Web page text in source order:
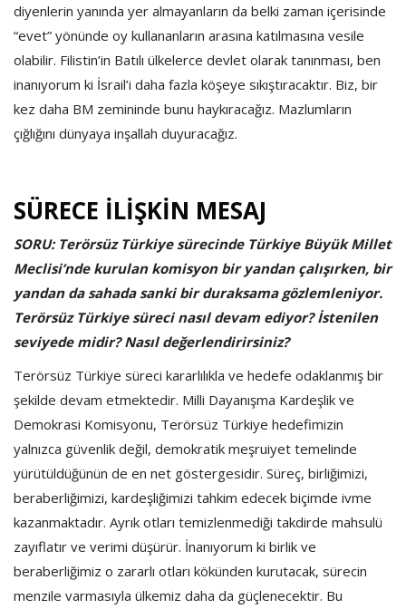
diyenlerin yanında yer almayanların da belki zaman içerisinde
“evet” yönünde oy kullananların arasına katılmasına vesile
olabilir. Filistin’in Batılı ülkelerce devlet olarak tanınması, ben
inanıyorum ki İsrail’i daha fazla köşeye sıkıştıracaktır. Biz, bir
kez daha BM zemininde bunu haykıracağız. Mazlumların
çığlığını dünyaya inşallah duyuracağız.
SÜRECE İLİŞKİN MESAJ
SORU: Terörsüz Türkiye sürecinde Türkiye Büyük Millet
Meclisi’nde kurulan komisyon bir yandan çalışırken, bir
yandan da sahada sanki bir duraksama gözlemleniyor.
Terörsüz Türkiye süreci nasıl devam ediyor? İstenilen
seviyede midir? Nasıl değerlendirirsiniz?
Terörsüz Türkiye süreci kararlılıkla ve hedefe odaklanmış bir
şekilde devam etmektedir. Milli Dayanışma Kardeşlik ve
Demokrasi Komisyonu, Terörsüz Türkiye hedefimizin
yalnızca güvenlik değil, demokratik meşruiyet temelinde
yürütüldüğünün de en net göstergesidir. Süreç, birliğimizi,
beraberliğimizi, kardeşliğimizi tahkim edecek biçimde ivme
kazanmaktadır. Ayrık otları temizlenmediği takdirde mahsulü
zayıflatır ve verimi düşürür. İnanıyorum ki birlik ve
beraberliğimiz o zararlı otları kökünden kurutacak, sürecin
menzile varmasıyla ülkemiz daha da güçlenecektir. Bu